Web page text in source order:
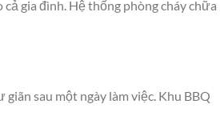
gia đình. Hệ thống phòng cháy chữa
sau một ngày làm việc. Khu BBQ